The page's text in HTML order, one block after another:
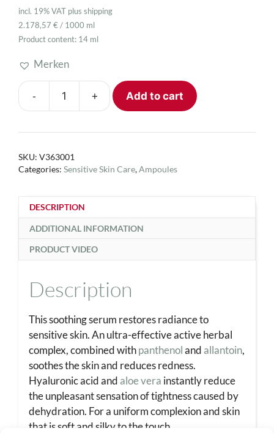
incl. 19% VAT plus shipping
2.178,57 € / 1000 ml
Product content: 14 ml
Merken
-
HYALURON+
quantity
+ Add to cart
SKU: V363001
Categories: Sensitive Skin Care,Ampoules
DESCRIPTION
ADDITIONAL INFORMATION
PRODUCT VIDEO
Description
This soothing serum restores radiance to
sensitive skin. An ultra-effective active herbal
complex, combined withpanthenoland allantoin,
soothes the skin and reduces redness.
Hyaluronic acid and aloe vera instantly reduce
the unpleasant sensation of tightness caused by
dehydration. For a uniform complexion and skin
that is soft and silky to the touch.